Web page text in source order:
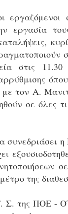
εργασία
στις 11.30
τον Α.
σε όλες
συνεδριάσει
της
Σ. της ΠΟΕ -
JUN
ελέγχων σε